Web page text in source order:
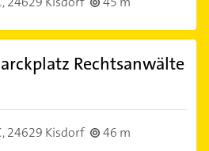
Rechtsanwälte
24629 Kisdorf
46 m